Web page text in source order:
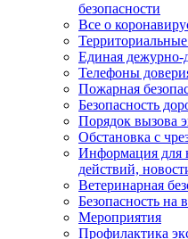
безопасности
Все о
Единая дежурно-
Телефоны
Пожарная
Безопасность
Порядок вызова
Обстановка с
Информация для
действий,
Ветеринарная
Безопасность на
Мероприятия
Профилактика